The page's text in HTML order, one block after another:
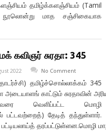
தமிழ்க்களஞ்சியம் (Tamil
மாத சஞ்சிகையாக
கவிஞர் சுரதா: 345
2022 No Comment
தமிழ்ச்சொல்லாக்கம் 345
காட்டும் சுரதாவின் அரிய
வெளிப்பட்ட மொழி
தேடித் தந்துள்ளார்.
பட்டியலாய்த் தரப்பட்டுள்ளன.மொழி